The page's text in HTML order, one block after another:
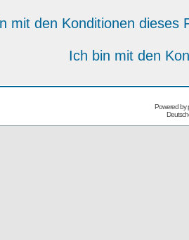
mit den Konditionen dieses
Ich bin mit den
Powered by